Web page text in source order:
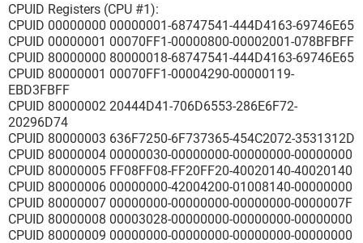
Propiedades del dispositivo de memoria:
Forma DIMM
Tamaño total 64 bits
Ancho de datos 64 bits
Emplazamiento del dispositivo A6
Número del Banco Bank2/3
Fabricante Ninguno
Número de serie Ninguno
Etiqueta Ninguno
Número del tipo de componentes Ninguno
[ Slots del sistema / PCI0 ]
Propiedades del sistema de slot:
Identificador del slot PCI0
CPUID Registers (CPU #1):
CPUID 00000000 00000001-68747541-444D4163-69746E65
CPUID 00000001 00070FF1-00000800-00002001-078BFBFF
CPUID 80000000 80000018-68747541-444D4163-69746E65
CPUID 80000001 00070FF1-00004290-00000119-
EBD3FBFF
CPUID 80000002 20444D41-706D6553-286E6F72-
20296D74
CPUID 80000003 636F7250-6F737365-454C2072-3531312D
CPUID 80000004 00000030-00000000-00000000-00000000
CPUID 80000005 FF08FF08-FF20FF20-40020140-40020140
CPUID 80000006 00000000-42004200-01008140-00000000
CPUID 80000007 00000000-00000000-00000000-0000007F
CPUID 80000008 00003028-00000000-00000000-00000000
CPUID 80000009 00000000-00000000-00000000-00000000